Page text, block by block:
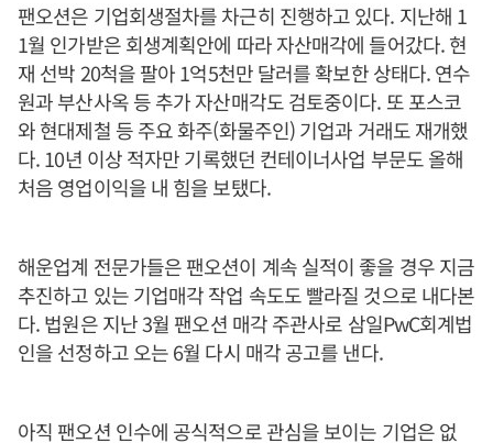
팬오션은 기업회생절차를 차근히 진행하고 있다. 지난해 1
1월 인가받은 회생계획안에 따라 자산매각에 들어갔다. 현
재 선박 20척을 팔아 1억5천만 달러를 확보한 상태다. 연수
원과 부산사옥 등 추가 자산매각도 검토중이다. 또 포스코
와 현대제철 등 주요 화주(화물주인) 기업과 거래도 재개했
다. 10년 이상 적자만 기록했던 컨테이너사업 부문도 올해
처음 영업이익을 내 힘을 보탰다.
해운업계 전문가들은 팬오션이 계속 실적이 좋을 경우 지금
추진하고 있는 기업매각 작업 속도도 빨라질 것으로 내다본
다. 법원은 지난 3월 팬오션 매각 주관사로 삼일PwC회계법
인을 선정하고 오는 6월 다시 매각 공고를 낸다.
아직 팬오션 인수에 공식적으로 관심을 보이는 기업은 없